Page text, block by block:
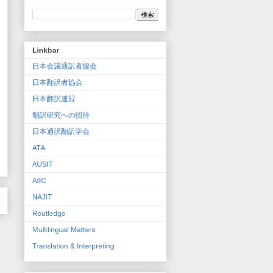
Linkbar
日本会議通訳者協会
日本翻訳者協会
日本翻訳連盟
翻訳研究への招待
日本通訳翻訳学会
ATA
AUSIT
AIIC
NAJIT
Routledge
Multilingual Matters
Translation & Interpreting